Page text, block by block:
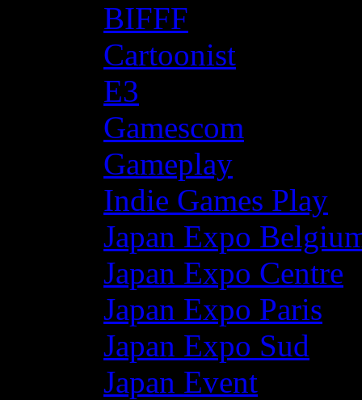
BIFFF
Cartoonist
E3
Gamescom
Gameplay
Indie Games Play
Japan Expo
Japan Expo Centre
Japan Expo Paris
Japan Expo Sud
Japan Event